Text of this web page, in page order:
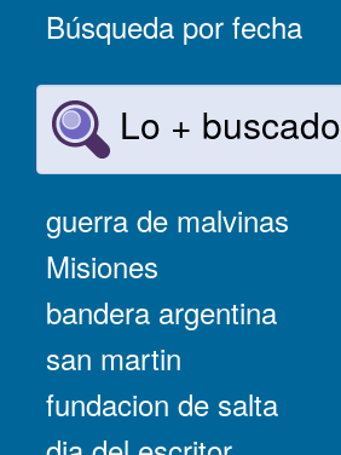
Búsqueda por fecha
Lo + buscado
guerra de malvinas
Misiones
bandera argentina
san martin
fundacion de salta